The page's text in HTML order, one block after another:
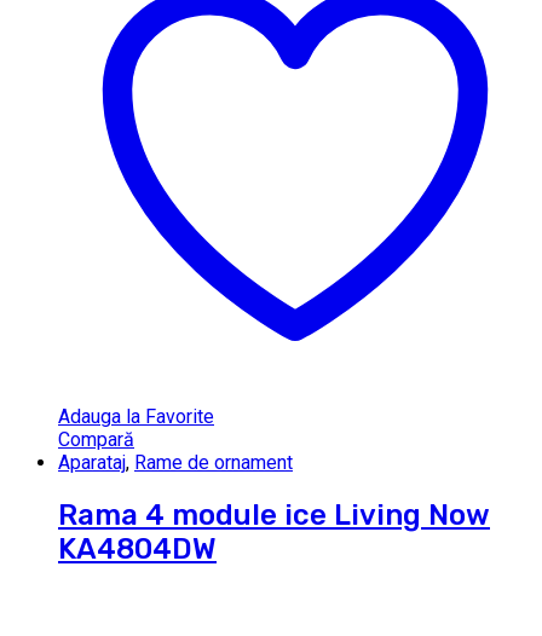
Adauga la Favorite
Compară
Aparataj, Rame de ornament
Rama 4 module ice Living Now
KA4804DW